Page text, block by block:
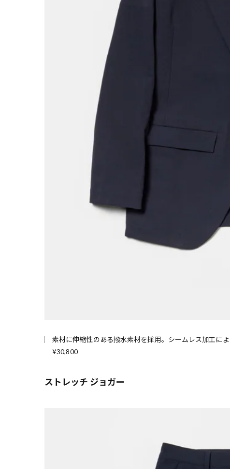
素材に伸縮性のある撥水素材を採用。シームレス加工に
¥30,800
ストレッチ ジョガー